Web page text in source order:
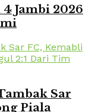
Jambi 2026
Sar
Piala